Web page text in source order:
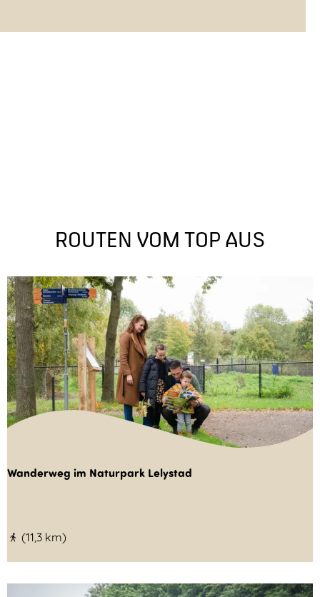
ROUTEN VOM TOP AUS
Wanderweg im Naturpark Lelystad
W (11,3 km)